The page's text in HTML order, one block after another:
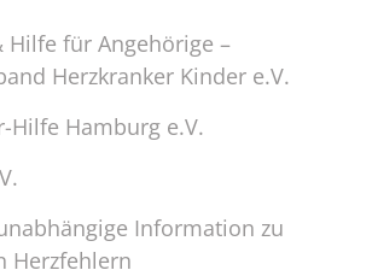
Hilfe für Angehörige –
Herzkranker Kinder e.V.
Hilfe Hamburg e.V.
Information zu
Herzfehlern